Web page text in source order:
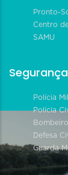
Pronto-
Centro
SAMU
Segurança
Polícia
Polícia
Defesa
Guarda